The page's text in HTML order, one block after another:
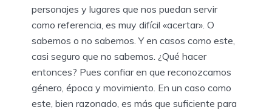
personajes y lugares que nos puedan servir
como referencia, es muy difícil «acertar». O
sabemos o no sabemos. Y en casos como este,
casi seguro que no sabemos. ¿Qué hacer
entonces? Pues confiar en que reconozcamos
género, época y movimiento. En un caso como
este, bien razonado, es más que suficiente para